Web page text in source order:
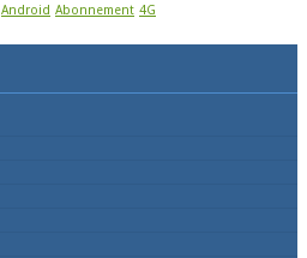
Android Abonnement 4G